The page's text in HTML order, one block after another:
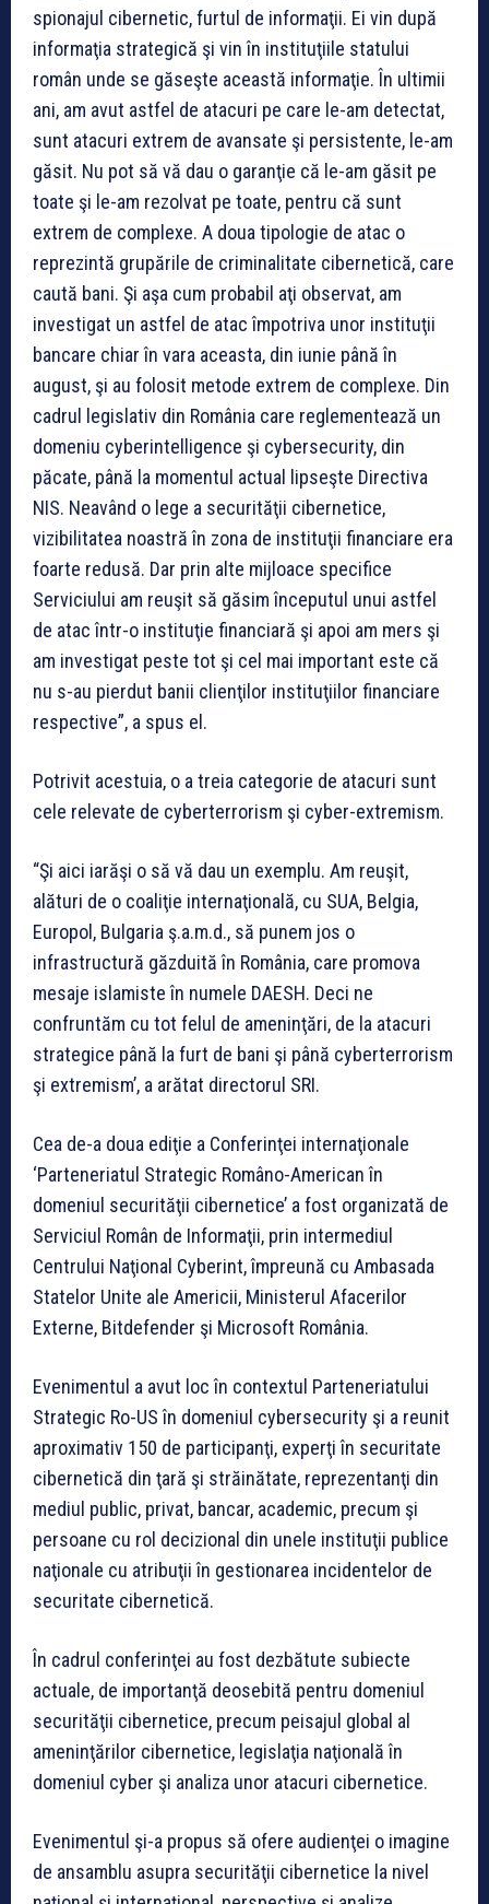
spionajul cibernetic, furtul de informaţii. Ei vin după
informaţia strategică şi vin în instituţiile statului
român unde se găseşte această informaţie. În ultimii
ani, am avut astfel de atacuri pe care le-am detectat,
sunt atacuri extrem de avansate şi persistente, le-am
găsit. Nu pot să vă dau o garanţie că le-am găsit pe
toate şi le-am rezolvat pe toate, pentru că sunt
extrem de complexe. A doua tipologie de atac o
reprezintă grupările de criminalitate cibernetică, care
caută bani. Şi aşa cum probabil aţi observat, am
investigat un astfel de atac împotriva unor instituţii
bancare chiar în vara aceasta, din iunie până în
august, şi au folosit metode extrem de complexe. Din
cadrul legislativ din România care reglementează un
domeniu cyberintelligence şi cybersecurity, din
păcate, până la momentul actual lipseşte Directiva
NIS. Neavând o lege a securităţii cibernetice,
vizibilitatea noastră în zona de instituţii financiare era
foarte redusă. Dar prin alte mijloace specifice
Serviciului am reuşit să găsim începutul unui astfel
de atac într-o instituţie financiară şi apoi am mers şi
am investigat peste tot şi cel mai important este că
nu s-au pierdut banii clienţilor instituţiilor financiare
respective”, a spus el.
Potrivit acestuia, o a treia categorie de atacuri sunt
cele relevate de cyberterrorism şi cyber-extremism.
“Şi aici iarăşi o să vă dau un exemplu. Am reuşit,
alături de o coaliţie internaţională, cu SUA, Belgia,
Europol, Bulgaria ş.a.m.d., să punem jos o
infrastructură găzduită în România, care promova
mesaje islamiste în numele DAESH. Deci ne
confruntăm cu tot felul de ameninţări, de la atacuri
strategice până la furt de bani şi până cyberterrorism
şi extremism’, a arătat directorul SRI.
Cea de-a doua ediţie a Conferinţei internaţionale
‘Parteneriatul Strategic Româno-American în
domeniul securităţii cibernetice’ a fost organizată de
Serviciul Român de Informaţii, prin intermediul
Centrului Naţional Cyberint, împreună cu Ambasada
Statelor Unite ale Americii, Ministerul Afacerilor
Externe, Bitdefender şi Microsoft România.
Evenimentul a avut loc în contextul Parteneriatului
Strategic Ro-US în domeniul cybersecurity şi a reunit
aproximativ 150 de participanţi, experţi în securitate
cibernetică din ţară şi străinătate, reprezentanţi din
mediul public, privat, bancar, academic, precum şi
persoane cu rol decizional din unele instituţii publice
naţionale cu atribuţii în gestionarea incidentelor de
securitate cibernetică.
În cadrul conferinţei au fost dezbătute subiecte
actuale, de importanţă deosebită pentru domeniul
securităţii cibernetice, precum peisajul global al
ameninţărilor cibernetice, legislaţia naţională în
domeniul cyber şi analiza unor atacuri cibernetice.
Evenimentul şi-a propus să ofere audienţei o imagine
de ansamblu asupra securităţii cibernetice la nivel